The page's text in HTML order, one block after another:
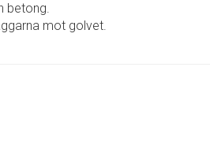
betong.
mot golvet.